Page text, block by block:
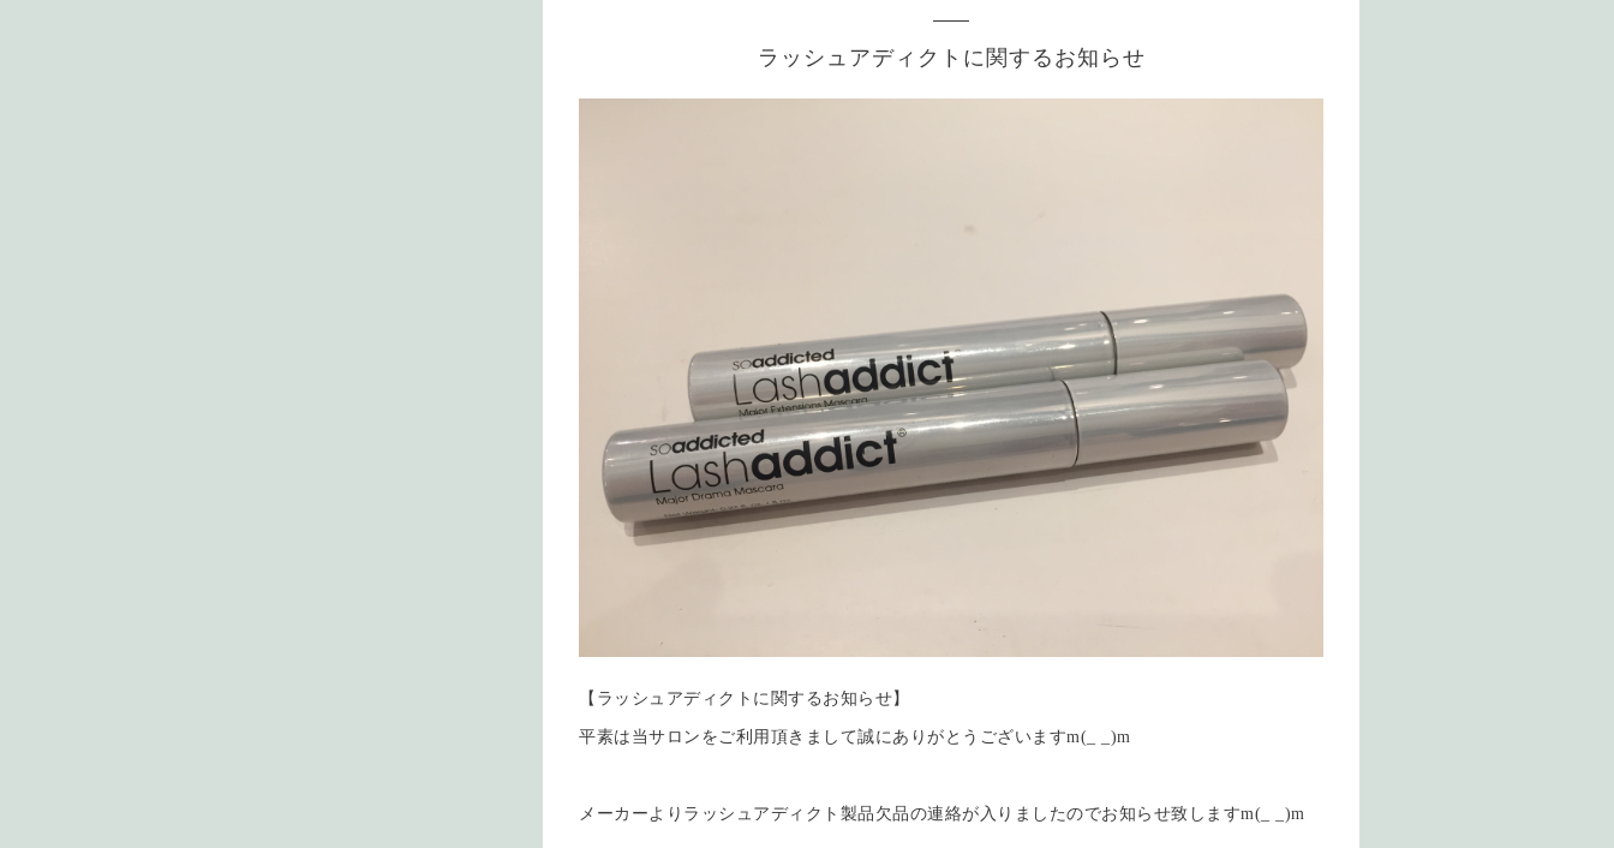
ラッシュアディクトに関するお知らせ
【ラッシュアディクトに関するお知らせ】
平素は当サロンをご利用頂きまして誠にありがとうございますm(_ _)m
メーカーよりラッシュアディクト製品欠品の連絡が入りましたのでお知らせ致しますm(_ _)m